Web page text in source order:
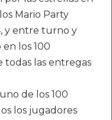
Mario Party
y entre turno y
los 100
todas las entregas
de los 100
los jugadores